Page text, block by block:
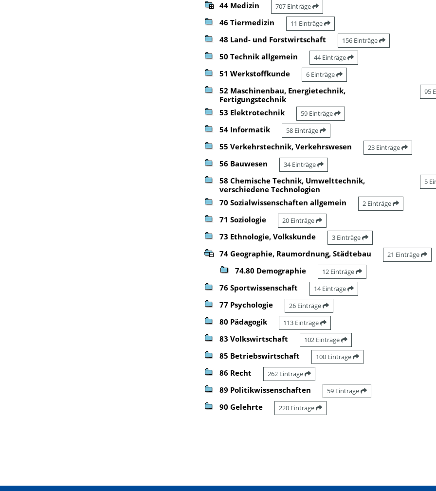
44 Medizin 707 Einträge
46 Tiermedizin 11 Einträge
48 Land- und Forstwirtschaft 156 Einträge
50 Technik allgemein 44 Einträge
51 Werkstoffkunde 6 Einträge
52 Maschinenbau, Energietechnik,
Fertigungstechnik
95
53 Elektrotechnik 59 Einträge
54 Informatik 58 Einträge
55 Verkehrstechnik, Verkehrswesen 23 Einträge
56 Bauwesen 34 Einträge
58 Chemische Technik, Umwelttechnik,
verschiedene Technologien
5
70 Sozialwissenschaften allgemein 2 Einträge
71 Soziologie 20 Einträge
73 Ethnologie, Volkskunde 3 Einträge
74 Geographie, Raumordnung, Städtebau 21 Einträge
74.80 Demographie 12 Einträge
76 Sportwissenschaft 14 Einträge
77 Psychologie 26 Einträge
80 Pädagogik 113 Einträge
83 Volkswirtschaft 102 Einträge
85 Betriebswirtschaft 100 Einträge
86 Recht 262 Einträge
89 Politikwissenschaften 59 Einträge
90 Gelehrte 220 Einträge